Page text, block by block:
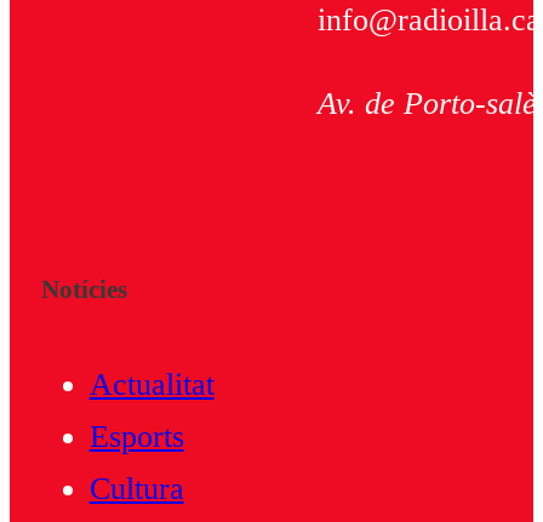
Av. de Porto-
Notícies
Actualitat
Esports
Cultura